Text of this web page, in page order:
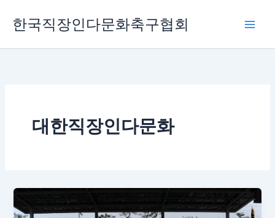
로
한국직장인다문화축구협회
대한직장인다문화